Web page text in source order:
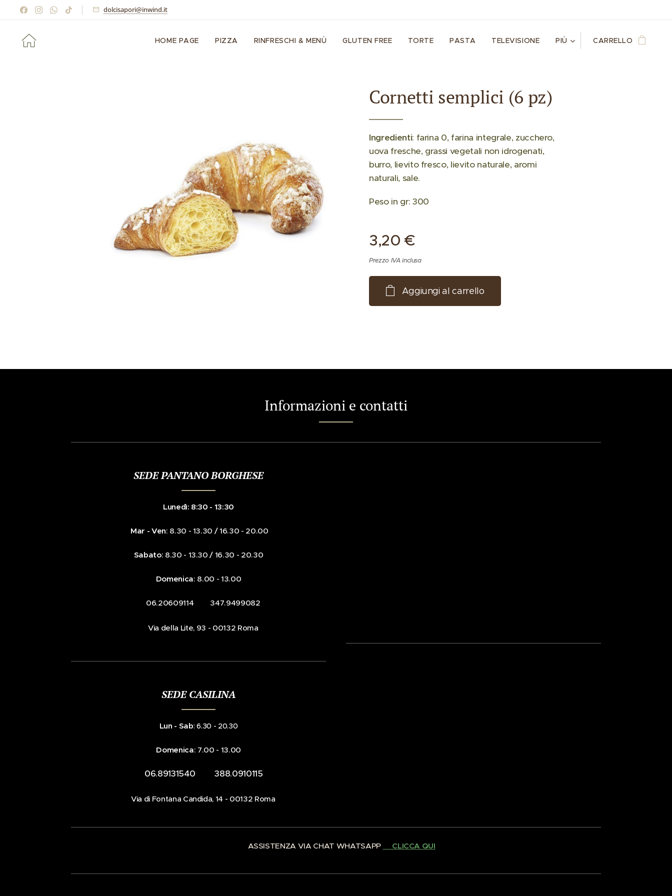
dolcisapori@inwind.it
HOME PAGE PIZZA RINFRESCHI & MENÙ GLUTEN FREE TORTE PASTA TELEVISIONE PIÙ CARRELLO
Cornetti semplici (6 pz)
Ingredienti: farina 0, farina integrale, zucchero,
uova fresche, grassi vegetali non idrogenati,
burro, lievito fresco, lievito naturale, aromi
naturali, sale.
Peso in gr: 300
3,20 €
Prezzo IVA inclusa
Aggiungi al carrello
Informazioni e contatti
SEDE PANTANO BORGHESE
Lunedì: 8:30 - 13:30
Mar - Ven: 8.30 - 13.30 / 16.30 - 20.00
Sabato: 8.30 - 13.30 / 16.30 - 20.30
Domenica: 8.00 - 13.00
☎️ 06.20609114 📞 347.9499082
📍Via della Lite, 93 - 00132 Roma
SEDE CASILINA
Lun - Sab: 6.30 - 20.30
Domenica: 7.00 - 13.00
☎️ 06.89131540 📞 388.0910115
📍Via di Fontana Candida, 14 - 00132 Roma
✅ ASSISTENZA VIA CHAT WHATSAPP 👉🏻CLICCA QUI